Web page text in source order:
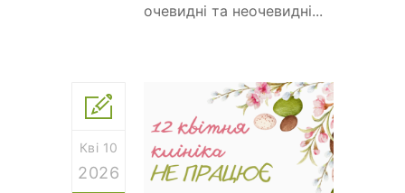
очевидні та неочевидні...
Кві 10
2026